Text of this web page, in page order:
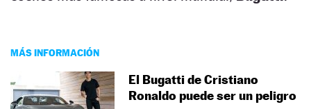
MÁS INFORMACIÓN
El Bugatti de Cristiano
Ronaldo puede ser un peligro